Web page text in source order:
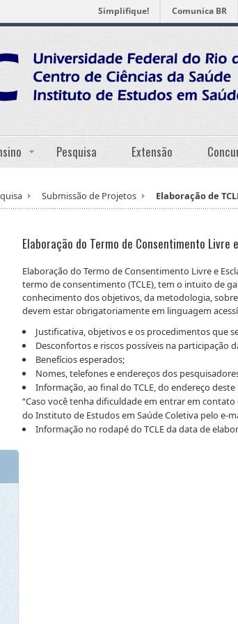
Simplifique! Comunica BR
Pesquisa Extensão
Submissão de Projetos Elaboração de
Elaboração do Termo de Consentimento Livre
Elaboração do Termo de Consentimento Livre e
termo de consentimento (TCLE), tem o intuito de
conhecimento dos objetivos, da metodologia,
devem estar obrigatoriamente em linguagem
Justificativa, objetivos e os procedimentos que
Desconfortos e riscos possíveis na participação
Benefícios esperados;
Nomes, telefones e endereços dos
Informação, ao final do TCLE, do endereço
“Caso você tenha dificuldade em entrar em
do Instituto de Estudos em Saúde Coletiva pelo e-
Informação no rodapé do TCLE da data de